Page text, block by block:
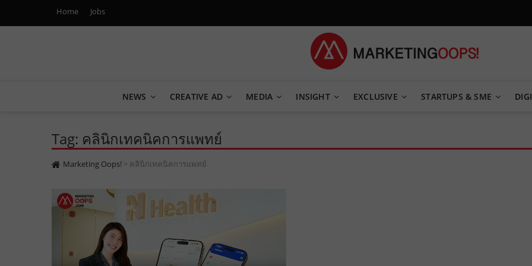
Home Jobs
Marketing Oops!
NEWS CREATIVE AD MEDIA INSIGHT EXCLUSIVE STARTUPS & SME
Tag: คลินิกเทคนิคการแพทย์
Marketing Oops! > คลินิกเทคนิคการแพทย์